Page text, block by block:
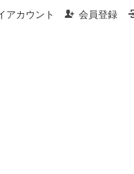
アカウント 会員登録